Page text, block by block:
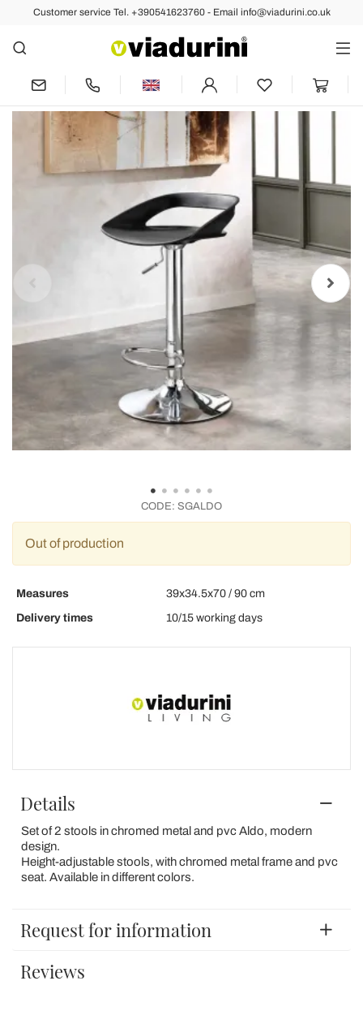
Customer service Tel. +390541623760 - Email info@viadurini.co.uk
Back Next
Set of 2 metal and pvc stools Aldo,
modern design
CODE: SGALDO
Out of production
Measures
39x34.5x70 / 90 cm
Delivery times
10/15 working days
Details
Set of 2 stools in chromed metal and pvc Aldo, modern
design.
Height-adjustable stools, with chromed metal frame and pvc
seat. Available in different colors.
Request for information
Reviews